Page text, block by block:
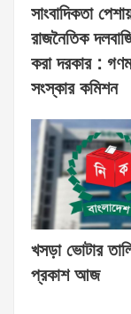
সাংবাদিকতা
রাজনৈতিক
করা দরকার :
সংস্কার কমিশন
খসড়া ভোটার
প্রকাশ আজ